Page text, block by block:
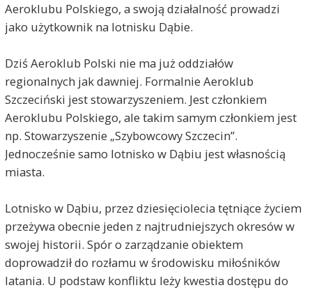
Aeroklubu Polskiego, a swoją działalność prowadzi
jako użytkownik na lotnisku Dąbie.
Dziś Aeroklub Polski nie ma już oddziałów
regionalnych jak dawniej. Formalnie Aeroklub
Szczeciński jest stowarzyszeniem. Jest członkiem
Aeroklubu Polskiego, ale takim samym członkiem jest
np. Stowarzyszenie „Szybowcowy Szczecin”.
Jednocześnie samo lotnisko w Dąbiu jest własnością
miasta.
Lotnisko w Dąbiu, przez dziesięciolecia tętniące życiem
przeżywa obecnie jeden z najtrudniejszych okresów w
swojej historii. Spór o zarządzanie obiektem
doprowadził do rozłamu w środowisku miłośników
latania. U podstaw konfliktu leży kwestia dostępu do